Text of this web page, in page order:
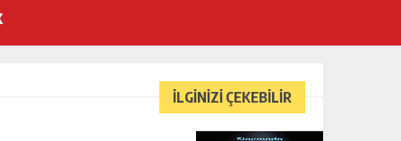
İLGİNİZİ ÇEKEBİLİR